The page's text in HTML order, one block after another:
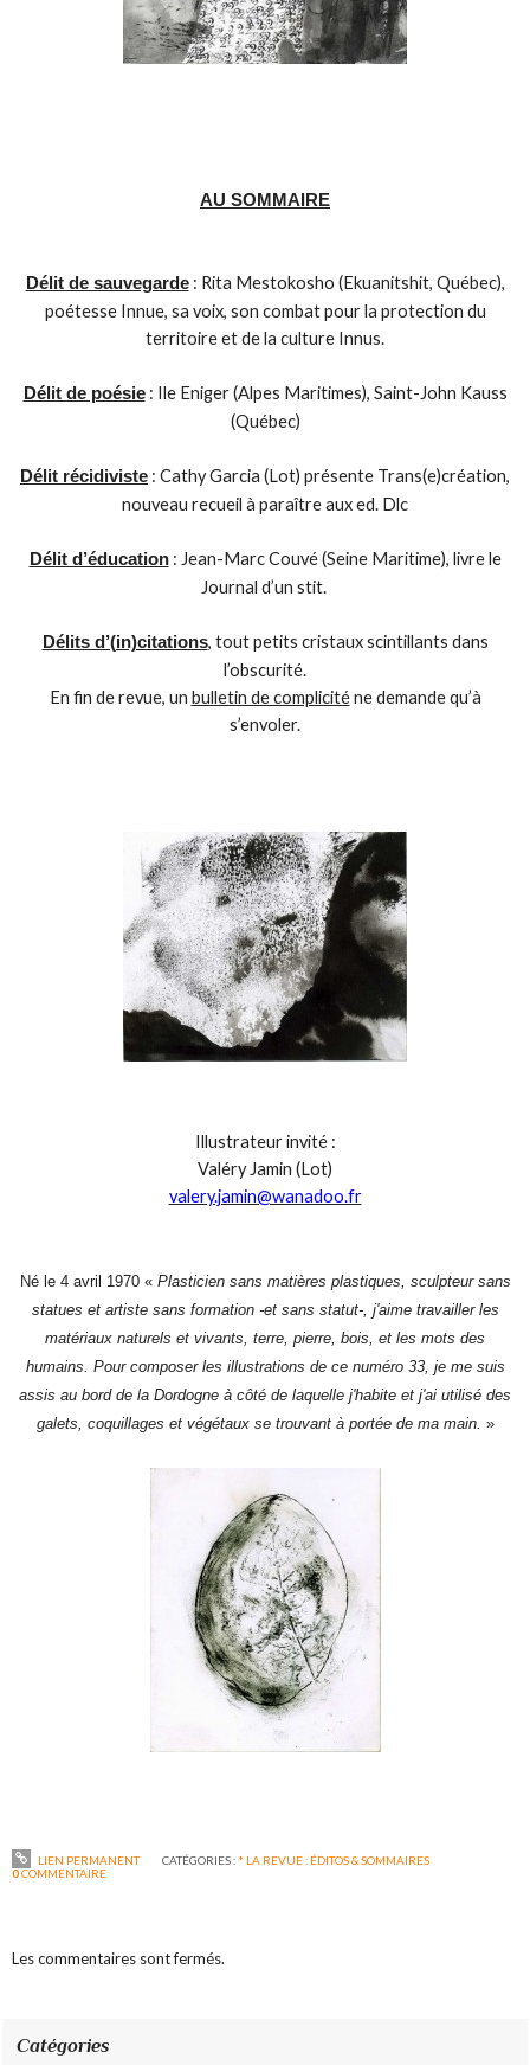
AU SOMMAIRE
Délit de sauvegarde: Rita Mestokosho (Ekuanitshit, Québec),
poétesse Innue, sa voix, son combat pour la protection du
territoire et de la culture Innus.
Délit de poésie: Ile Eniger (Alpes Maritimes), Saint-John Kauss
(Québec)
Délit récidiviste : Cathy Garcia (Lot) présente Trans(e)création,
nouveau recueil à paraître aux ed. Dlc
Délit d’éducation: Jean-Marc Couvé (Seine Maritime), livre le
Journal d’un stit.
Délits d’(in)citations, tout petits cristaux scintillants dans
l’obscurité.
En fin de revue, un bulletin de compliciténe demande qu’à
s’envoler.
Illustrateur invité :
Valéry Jamin (Lot)
valery.jamin@wanadoo.fr
Né le 4 avril 1970 « Plasticien sans matières plastiques, sculpteur sans
statues et artiste sans formation -et sans statut-, j'aime travailler les
matériaux naturels et vivants, terre, pierre, bois, et les mots des
humains. Pour composer les illustrations de ce numéro 33, je me suis
assis au bord de la Dordogne à côté de laquelle j'habite et j'ai utilisé des
galets, coquillages et végétaux se trouvant à portée de ma main. »
LIEN PERMANENT CATÉGORIES : * LA REVUE : ÉDITOS & SOMMAIRES
0COMMENTAIRE
Les commentaires sont fermés.
Catégories